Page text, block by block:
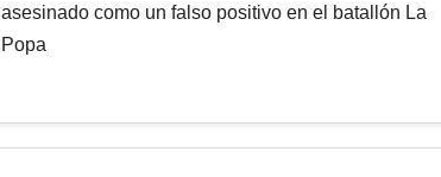
asesinado como un falso positivo en el batallón La
Popa